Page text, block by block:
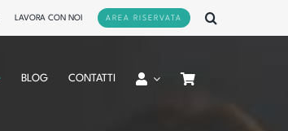
LAVORA CON NOI AREA RISERVATA
BLOG CONTATTI